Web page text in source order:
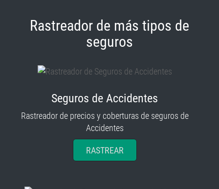
Rastreador de más tipos de
seguros
Seguros de Accidentes
Rastreador de precios y coberturas de seguros de
Accidentes
RASTREAR